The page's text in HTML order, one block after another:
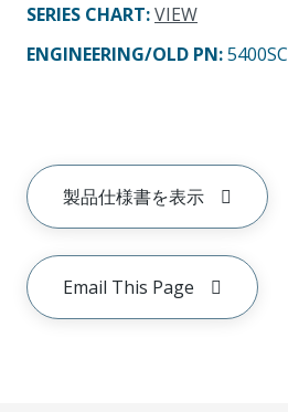
SERIES CHART:VIEW
ENGINEERING/OLD PN:5400SC
製品仕様書を表示
Email This Page